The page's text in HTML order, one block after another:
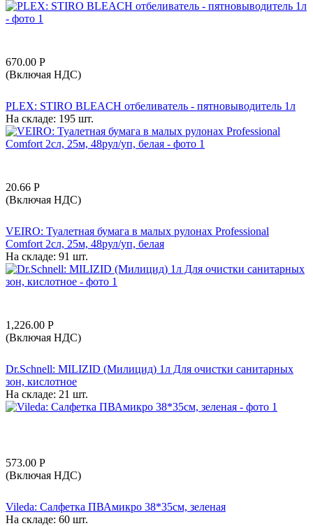
670.00 Р
(Включая НДС)
PLEX: STIRO BLEACH отбеливатель - пятновыводитель 1л
На складе: 195 шт.
20.66 Р
(Включая НДС)
VEIRO: Туалетная бумага в малых рулонах Professional
Comfort 2сл, 25м, 48рул/уп, белая
На складе: 91 шт.
1,226.00 Р
(Включая НДС)
Dr.Schnell: MILIZID (Милицид) 1л Для очистки санитарных
зон, кислотное
На складе: 21 шт.
573.00 Р
(Включая НДС)
Vileda: Салфетка ПВАмикро 38*35см, зеленая
На складе: 60 шт.